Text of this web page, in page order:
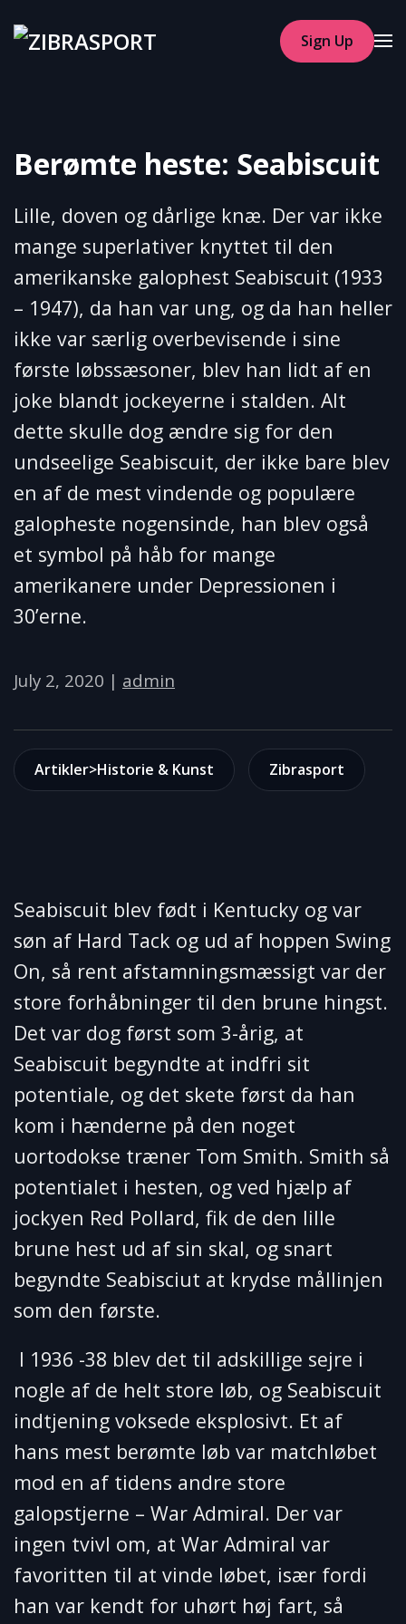
Skip to main content
Sign Up
Berømte heste: Seabiscuit
Lille, doven og dårlige knæ. Der var ikke
mange superlativer knyttet til den
amerikanske galophest Seabiscuit (1933
– 1947), da han var ung, og da han heller
ikke var særlig overbevisende i sine
første løbssæsoner, blev han lidt af en
joke blandt jockeyerne i stalden. Alt
dette skulle dog ændre sig for den
undseelige Seabiscuit, der ikke bare blev
en af de mest vindende og populære
galopheste nogensinde, han blev også
et symbol på håb for mange
amerikanere under Depressionen i
30’erne.
July 2, 2020 | admin
Artikler>Historie & Kunst Zibrasport
Seabiscuit blev født i Kentucky og var
søn af Hard Tack og ud af hoppen Swing
On, så rent afstamningsmæssigt var der
store forhåbninger til den brune hingst.
Det var dog først som 3-årig, at
Seabiscuit begyndte at indfri sit
potentiale, og det skete først da han
kom i hænderne på den noget
uortodokse træner Tom Smith. Smith så
potentialet i hesten, og ved hjælp af
jockyen Red Pollard, fik de den lille
brune hest ud af sin skal, og snart
begyndte Seabisciut at krydse mållinjen
som den første.
I 1936 -38 blev det til adskillige sejre i
nogle af de helt store løb, og Seabiscuit
indtjening voksede eksplosivt. Et af
hans mest berømte løb var matchløbet
mod en af tidens andre store
galopstjerne – War Admiral. Der var
ingen tvivl om, at War Admiral var
favoritten til at vinde løbet, især fordi
han var kendt for uhørt høj fart, så